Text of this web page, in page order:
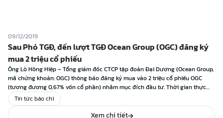
09/12/2019
Tin tức báo chí
Sau Phó TGĐ, đến lượt TGĐ Ocean Group (OGC) đăng ký
mua 2 triệu cổ phiếu
Ông Lò Hồng Hiệp – Tổng giám đốc CTCP tập đoàn Đại Dương (Ocean Group,
mã chứng khoán: OGC) thông báo đăng ký mua vào 2 triệu cổ phiếu OGC
(tương đương 0,67% vốn cổ phần) nhằm mục đích đầu tư. Thời gian thực
hiện từ ngày 12/12/2019 đến 10/01/2020. Trước đó, bà Nguyễn Thị […]
Xem chi tiết